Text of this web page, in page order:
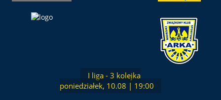
I liga - 3 kolejka
poniedziałek, 10.08 | 19:00